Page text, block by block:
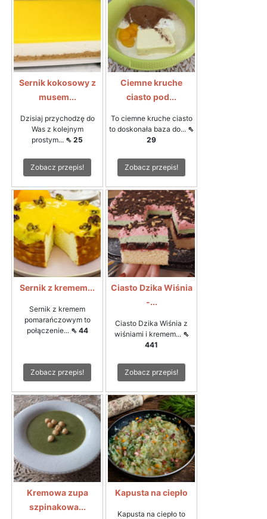
Sernik kokosowy z
musem...
Dzisiaj przychodzę do
Was z kolejnym
prostym... ⇖ 25
Zobacz przepis!
Ciemne kruche
ciasto pod...
To ciemne kruche ciasto
to doskonała baza do... ⇖
29
Zobacz przepis!
Sernik z kremem...
Sernik z kremem
pomarańczowym to
połączenie... ⇖ 44
Zobacz przepis!
Ciasto Dzika Wiśnia
-...
Ciasto Dzika Wiśnia z
wiśniami i kremem... ⇖
441
Zobacz przepis!
Kremowa zupa
szpinakowa...
Kapusta na ciepło
Kapusta na ciepło to